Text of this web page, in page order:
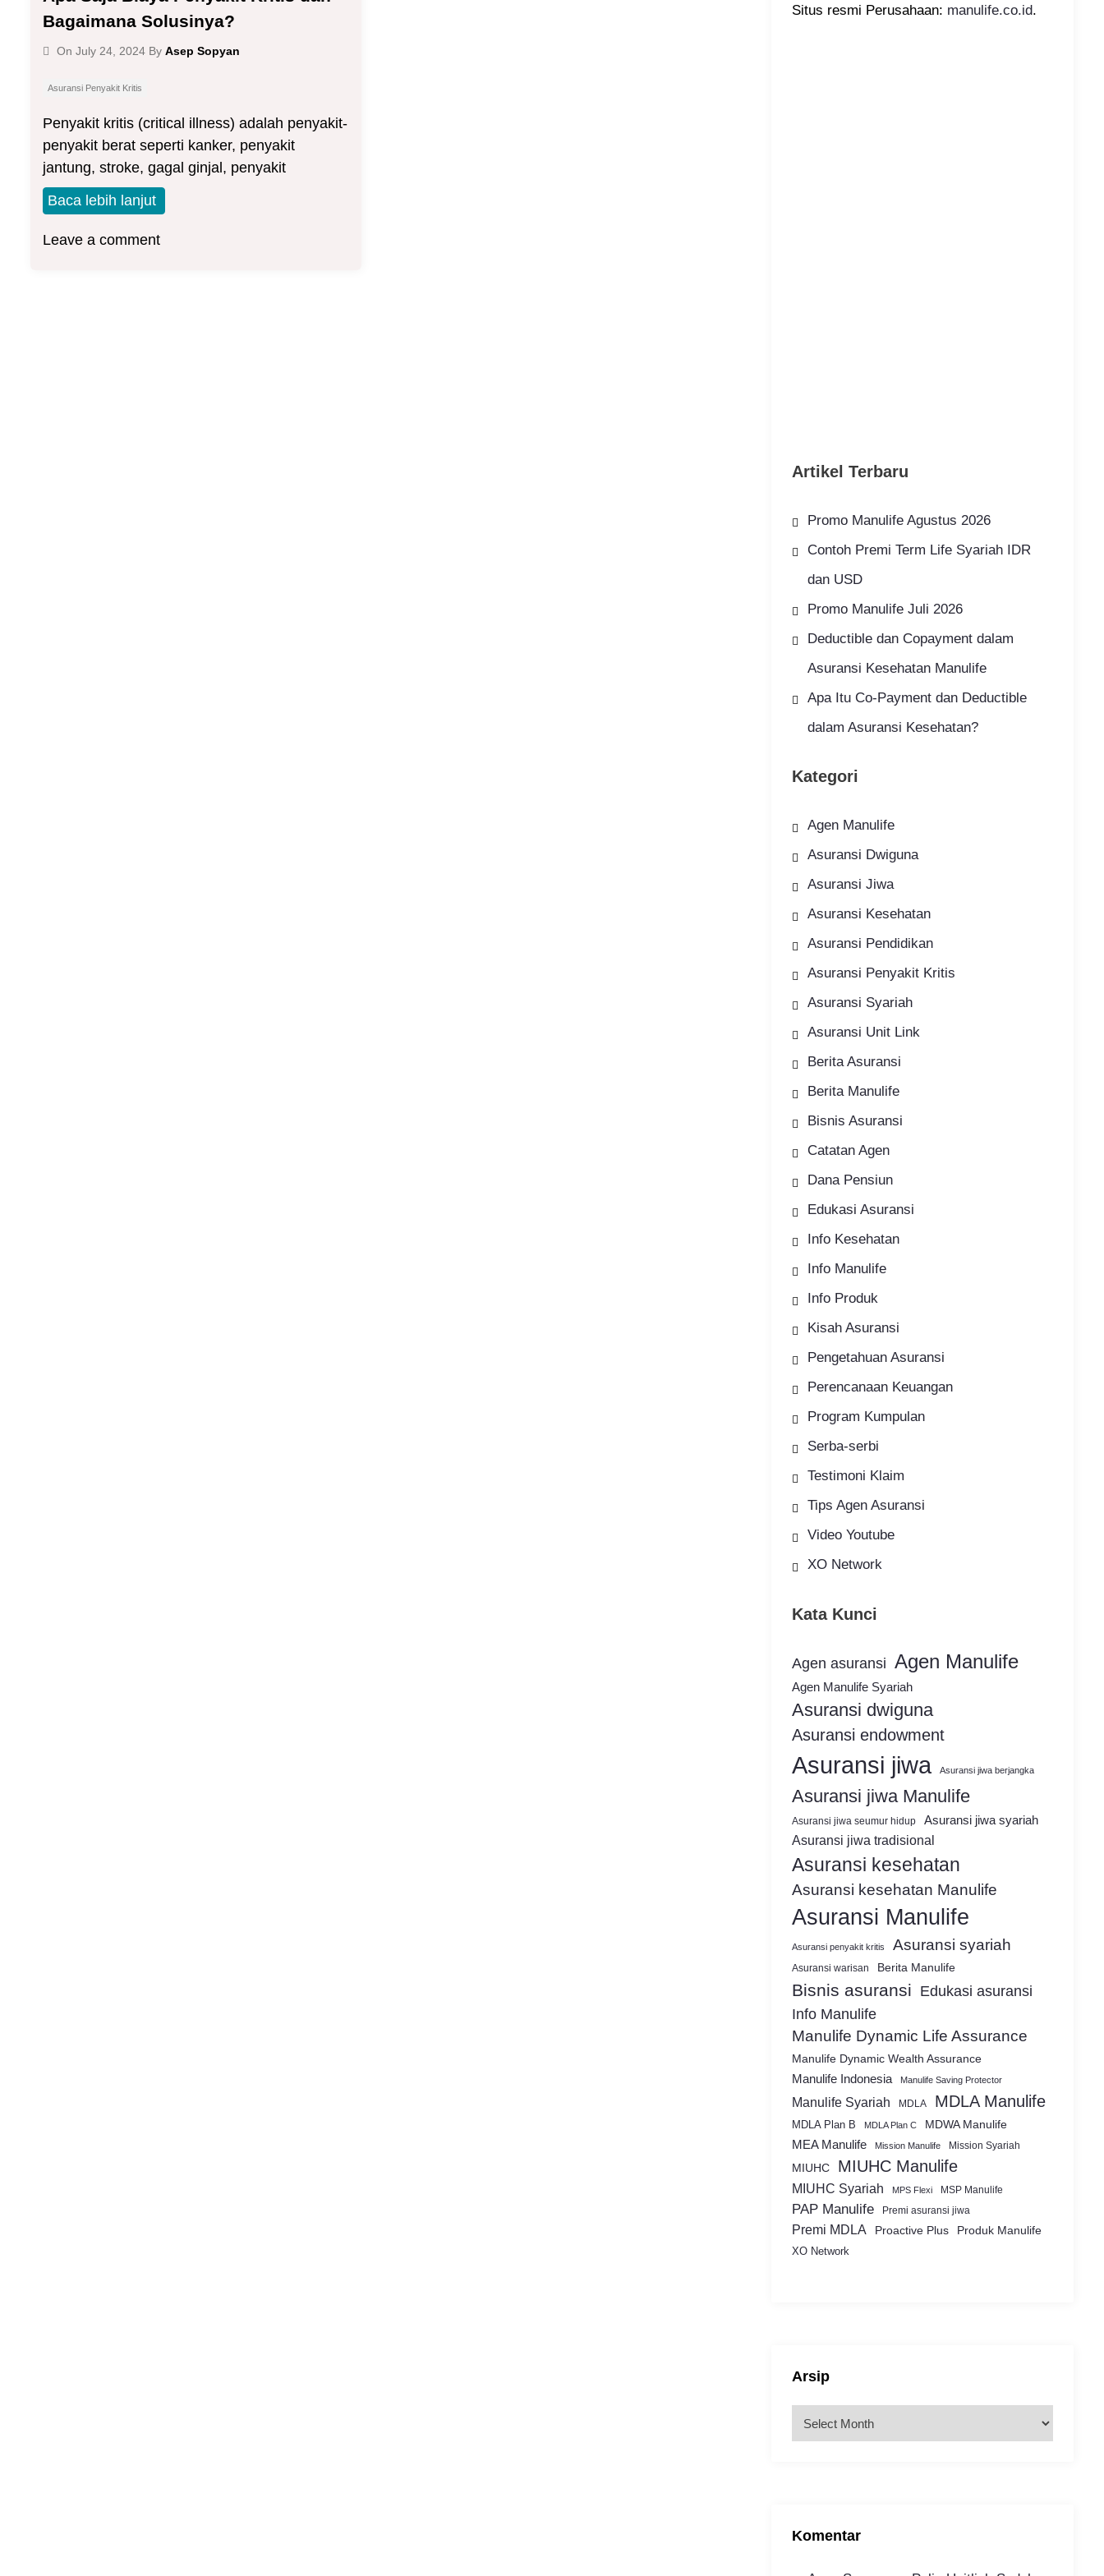
Bagaimana Solusinya?
On July 24, 2024 By Asep Sopyan
Asuransi Penyakit Kritis
Penyakit kritis (critical illness) adalah penyakit-
penyakit berat seperti kanker, penyakit
jantung, stroke, gagal ginjal, penyakit
Baca lebih lanjut
Leave a comment
Situs resmi Perusahaan: manulife.co.id.
Artikel Terbaru
Promo Manulife Agustus 2026
Contoh Premi Term Life Syariah IDR
dan USD
Promo Manulife Juli 2026
Deductible dan Copayment dalam
Asuransi Kesehatan Manulife
Apa Itu Co-Payment dan Deductible
dalam Asuransi Kesehatan?
Kategori
Agen Manulife
Asuransi Dwiguna
Asuransi Jiwa
Asuransi Kesehatan
Asuransi Pendidikan
Asuransi Penyakit Kritis
Asuransi Syariah
Asuransi Unit Link
Berita Asuransi
Berita Manulife
Bisnis Asuransi
Catatan Agen
Dana Pensiun
Edukasi Asuransi
Info Kesehatan
Info Manulife
Info Produk
Kisah Asuransi
Pengetahuan Asuransi
Perencanaan Keuangan
Program Kumpulan
Serba-serbi
Testimoni Klaim
Tips Agen Asuransi
Video Youtube
XO Network
Kata Kunci
Agen asuransi Agen Manulife
Agen Manulife Syariah
Asuransi dwiguna
Asuransi endowment
Asuransi jiwa Asuransi jiwa berjangka
Asuransi jiwa Manulife
Asuransi jiwa seumur hidup Asuransi jiwa syariah
Asuransi jiwa tradisional
Asuransi kesehatan
Asuransi kesehatan Manulife
Asuransi Manulife
Asuransi penyakit kritis Asuransi syariah
Asuransi warisan Berita Manulife
Bisnis asuransi Edukasi asuransi
Info Manulife
Manulife Dynamic Life Assurance
Manulife Dynamic Wealth Assurance
Manulife Indonesia
Manulife Saving Protector
Manulife Syariah MDLA MDLA Manulife
MDLA Plan B MDLA Plan C MDWA Manulife
MEA Manulife Mission Manulife Mission Syariah
MIUHC MIUHC Manulife
MIUHC Syariah MPS Flexi MSP Manulife
PAP Manulife Premi asuransi jiwa
Premi MDLA Proactive Plus Produk Manulife
XO Network
Arsip
Komentar